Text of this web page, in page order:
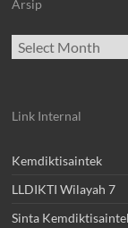
Arsip
Archives
Link Internal
Kemdiktisaintek
LLDIKTI Wilayah 7
Sinta